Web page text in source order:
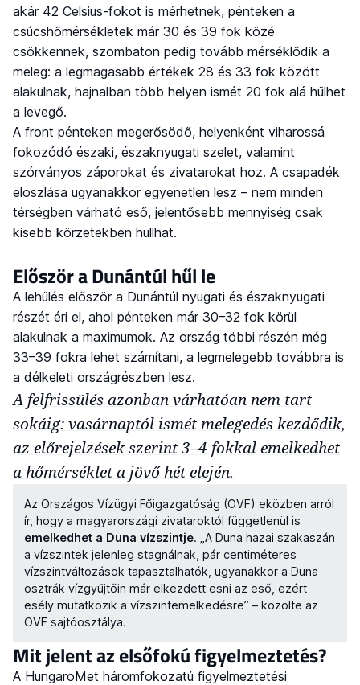
akár 42 Celsius-fokot is mérhetnek, pénteken a
csúcshőmérsékletek már 30 és 39 fok közé
csökkennek, szombaton pedig tovább mérséklődik a
meleg: a legmagasabb értékek 28 és 33 fok között
alakulnak, hajnalban több helyen ismét 20 fok alá hűlhet
a levegő.
A front pénteken megerősödő, helyenként viharossá
fokozódó északi, északnyugati szelet, valamint
szórványos záporokat és zivatarokat hoz. A csapadék
eloszlása ugyanakkor egyenetlen lesz – nem minden
térségben várható eső, jelentősebb mennyiség csak
kisebb körzetekben hullhat.
Először a Dunántúl hűl le
A lehűlés először a Dunántúl nyugati és északnyugati
részét éri el, ahol pénteken már 30–32 fok körül
alakulnak a maximumok. Az ország többi részén még
33–39 fokra lehet számítani, a legmelegebb továbbra is
a délkeleti országrészben lesz.
A felfrissülés azonban várhatóan nem tart
sokáig: vasárnaptól ismét melegedés kezdődik,
az előrejelzések szerint 3–4 fokkal emelkedhet
a hőmérséklet a jövő hét elején.
Az Országos Vízügyi Főigazgatóság (OVF) eközben arról
ír, hogy a magyarországi zivataroktól függetlenül is
emelkedhet a Duna vízszintje. „A Duna hazai szakaszán
a vízszintek jelenleg stagnálnak, pár centiméteres
vízszintváltozások tapasztalhatók, ugyanakkor a Duna
osztrák vízgyűjtőin már elkezdett esni az eső, ezért
esély mutatkozik a vízszintemelkedésre” – közölte az
OVF sajtóosztálya.
Mit jelent az elsőfokú figyelmeztetés?
A HungaroMet háromfokozatú figyelmeztetési